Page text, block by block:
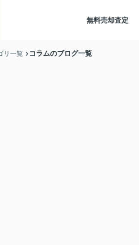
無料売却査定
リ一覧 コラムのブログ一覧